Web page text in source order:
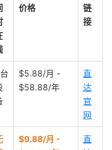
价格
链
接
$5.88/月 -
$58.88/年
直
达
官
网
$9.88/月 -
直